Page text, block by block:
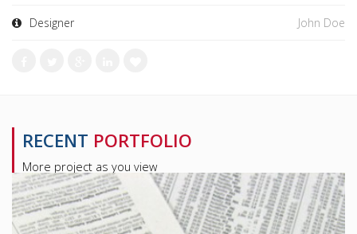
Designer John Doe
RECENT PORTFOLIO
More project as you view